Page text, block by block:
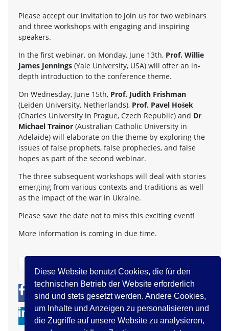
Diese Website benutzt Cookies, die für den
technischen Betrieb der Website erforderlich
sind und stets gesetzt werden. Andere Cookies,
um Inhalte und Anzeigen zu personalisieren und
die Zugriffe auf unsere Website zu analysieren,
Please accept our invitation to join us for two webinars
and three workshops with engaging and inspiring
speakers.
In the first webinar, on Monday, June 13th, Prof. Willie
James Jennings (Yale University, USA) will offer an in-
depth introduction to the conference theme.
On Wednesday, June 15th, Prof. Judith Frishman
(Leiden University, Netherlands), Prof. Pavel Hošek
(Charles University in Prague, Czech Republic) and Dr
Michael Trainor (Australian Catholic University in
Adelaide) will elaborate on the theme by exploring the
issues of false prophets, false prophecies, and false
hopes as part of the second webinar.
The three subsequent workshops will deal with stories
emerging from various contexts and traditions as well
as the impact of the war in Ukraine.
Please save the date not to miss this exciting event!
More information is coming in due time.
0 0